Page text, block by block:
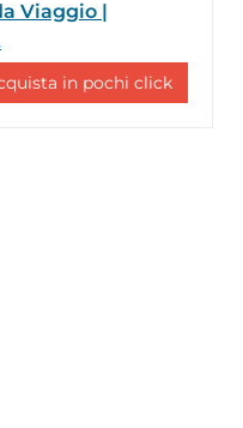
Viaggio |
in pochi click